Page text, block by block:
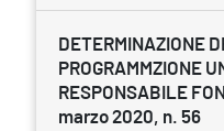
DETERMINAZIONE
PROGRAMMZIONE
RESPONSABILE
marzo 2020, n. 56